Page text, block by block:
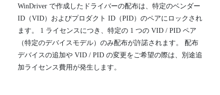
WinDriver で作成したドライバーの配布は、特定のベンダー
ID（VID）およびプロダクト ID（PID）のペアにロックされ
ます。 1 ライセンスにつき、特定の 1 つの VID / PID ペア
（特定のデバイスモデル）のみ配布が許諾されます。 配布
デバイスの追加や VID / PID の変更をご希望の際は、別途追
加ライセンス費用が発生します。